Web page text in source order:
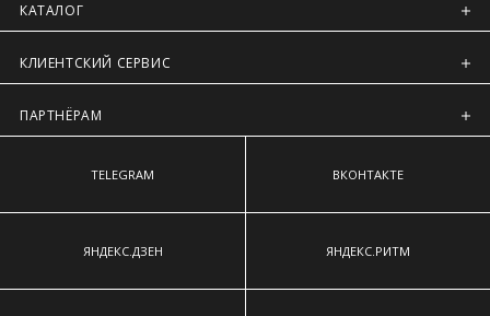
КАТАЛОГ
КЛИЕНТСКИЙ СЕРВИС
ПАРТНЁРАМ
TELEGRAM ВКОНТАКТЕ
ЯНДЕКС.ДЗЕН ЯНДЕКС.РИТМ